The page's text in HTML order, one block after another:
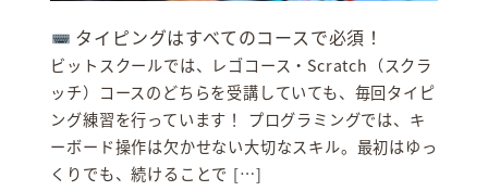
タイピングはすべてのコースで必須！
ビットスクールでは、レゴコース・Scratch（スクラ
ッチ）コースのどちらを受講していても、毎回タイピ
ング練習を行っています！ プログラミングでは、キ
ーボード操作は欠かせない大切なスキル。最初はゆっ
くりでも、続けることで […]